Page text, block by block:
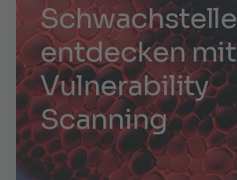
Schwachstelle
entdeckenmit
Vulnerability
Scanning